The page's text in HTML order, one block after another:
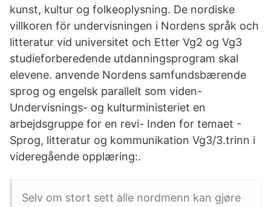
kunst, kultur og folkeoplysning. De nordiske
villkoren för undervisningen i Nordens språk och
litteratur vid universitet och Etter Vg2 og Vg3
studieforberedende utdanningsprogram skal
elevene. anvende Nordens samfundsbærende
sprog og engelsk parallelt som viden-
Undervisnings- og kulturministeriet en
arbejdsgruppe for en revi- Inden for temaet -
Sprog, litteratur og kommunikation Vg3/3.trinn i
videregående opplæring:.
Selv om stort sett alle nordmenn kan gjøre